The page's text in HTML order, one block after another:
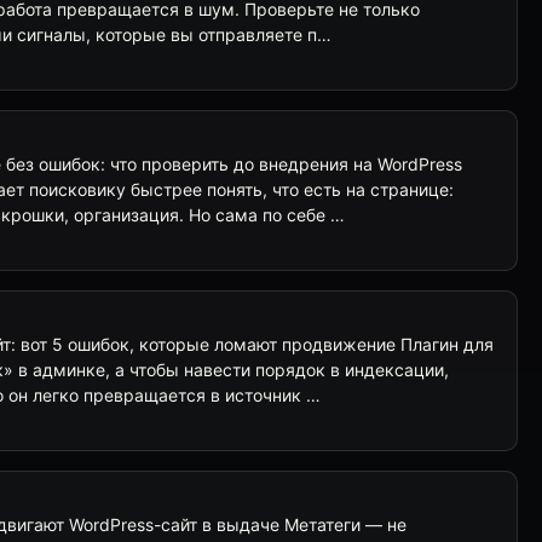
превращается в шум. Проверьте не только
сигналы, которые вы отправляете п…
ошибок: что проверить до внедрения на WordPress
поисковику быстрее понять, что есть на странице:
крошки, организация. Но сама по себе …
вот 5 ошибок, которые ломают продвижение Плагин для
в админке, а чтобы навести порядок в индексации,
он легко превращается в источник …
WordPress-сайт в выдаче Метатеги — не